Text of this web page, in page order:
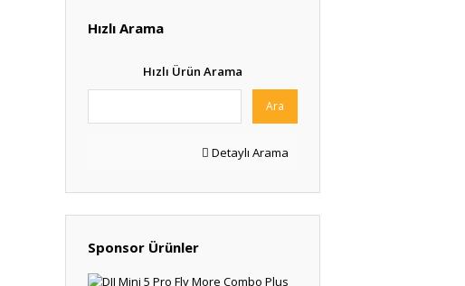
Hızlı Arama
Hızlı Ürün Arama
Ara
Detaylı Arama
Sponsor Ürünler